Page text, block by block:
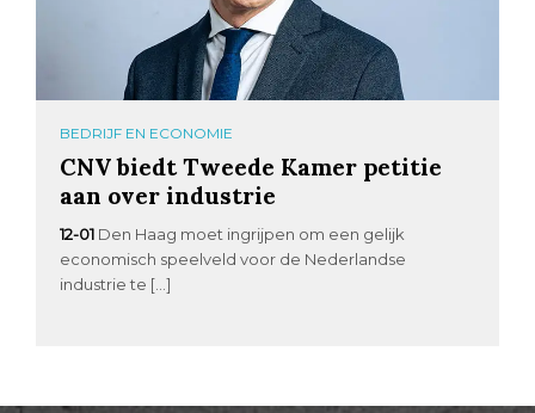
BEDRIJF EN ECONOMIE
CNV biedt Tweede Kamer petitie
aan over industrie
12-01 Den Haag moet ingrijpen om een gelijk
economisch speelveld voor de Nederlandse
industrie te […]